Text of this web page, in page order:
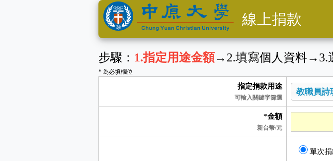
線上捐款
步驟： 1.指定用途金額→ 2.填寫個人資料→ 3.
* 為必填欄位
指定捐款用途
可輸入關鍵字篩選
*金額
新台幣/元
單次捐